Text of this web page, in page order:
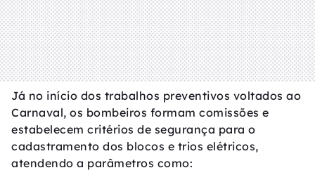
Já no início dos trabalhos preventivos voltados ao
Carnaval, os bombeiros formam comissões e
estabelecem critérios de segurança para o
cadastramento dos blocos e trios elétricos,
atendendo a parâmetros como: